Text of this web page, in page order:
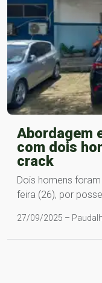
Abordagem
com dois
crack
Dois homens
feira (26), por
27/09/2025 –